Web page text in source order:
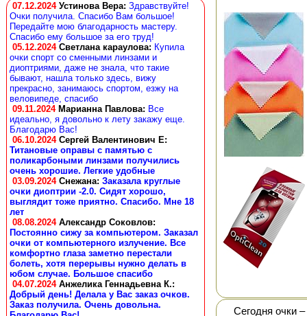
07.12.2024 Устинова Вера: Здравствуйте!
Очки получила. Спасибо Вам большое!
Передайте мою благодарность мастеру.
Спасибо ему большое за его труд!
05.12.2024 Светлана караулова: Купила
очки спорт со сменными линзами и
диоптриями, даже не знала, что такие
бывают, нашла только здесь, вижу
прекрасно, занимаюсь спортом, езжу на
веловипеде, спасибо
09.11.2024 Марианна Павлова: Все
идеально, я довольно к лету закажу еще.
Благодарю Вас!
06.10.2024 Сергей Валентинович Е:
Титановые оправы с памятью с
поликарбоными линзами получились
очень хорошие. Легкие удобные
03.09.2024 Снежана: Заказала круглые
очки диоптрии -2.0. Сидят хорошо,
выглядит тоже приятно. Спасибо. Мне 18
лет
08.08.2024 Александр Соковлов:
Постоянно сижу за компьютером. Заказал
очки от компьютерного излучение. Все
комфортно глаза заметно перестали
болеть, хотя перерывы нужно делать в
юбом случае. Большое спасибо
04.07.2024 Анжелика Геннадьевна К.:
Добрый день! Делала у Вас заказ очков.
Заказ получила. Очень довольна.
Сегодня очки